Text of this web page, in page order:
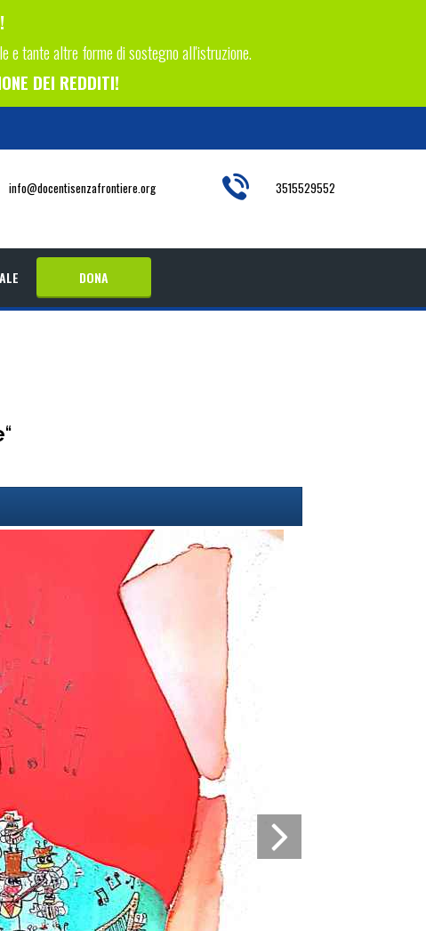
e tante altre forme di sostegno all'istruzione.
DEI REDDITI!
info@docentisenzafrontiere.org 3515529552
DONA
“